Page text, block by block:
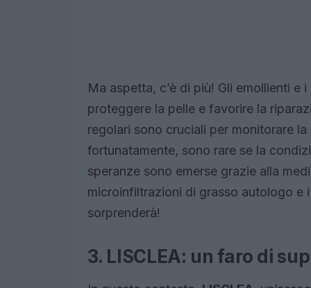
Ma aspetta, c’è di più! Gli emollienti
proteggere la pelle e favorire la
regolari sono cruciali per monitorare
fortunatamente, sono rare se la
speranze sono emerse grazie alla
microinfiltrazioni di grasso autologo
sorprenderà!
3. LISCLEA: un faro di